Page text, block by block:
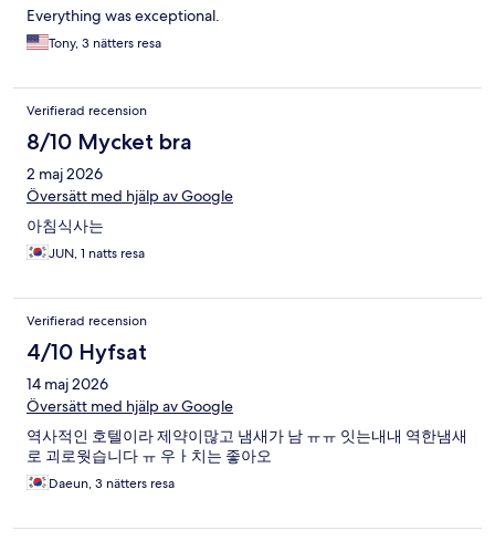
Everything was exceptional.
Tony, 3 nätters resa
Verifierad recension
8/10 Mycket bra
2 maj 2026
Översätt med hjälp av Google
아침식사는
JUN, 1 natts resa
Verifierad recension
4/10 Hyfsat
14 maj 2026
Översätt med hjälp av Google
역사적인 호텔이라 제약이많고 냄새가 남 ㅠㅠ 잇는내내 역한냄새
로 괴로웟습니다 ㅠ 우ㅏ치는 좋아오
Daeun, 3 nätters resa